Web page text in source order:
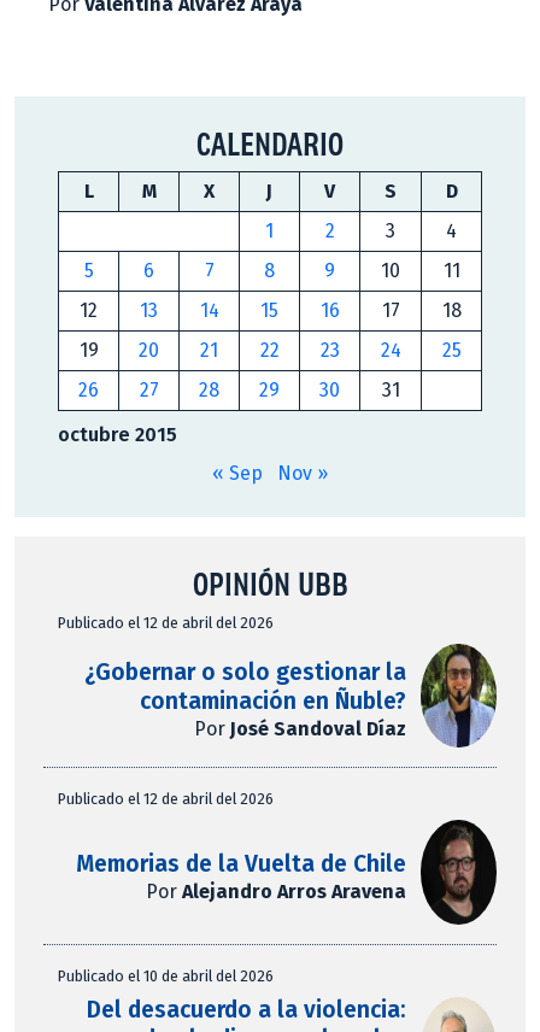
CALENDARIO
octubre 2015
L M X J V S
D
1
2 3
4
5
6 7 8 9 10
11
12
13 14 15 16 17
18
19
20 21 22 23 24
25
26
27 28 29 30 31
« Sep Nov »
OPINIÓN UBB
Publicado el 12 de abril del 2026
¿Gobernar o solo gestionar la
contaminación en Ñuble?
Por José Sandoval Díaz
Publicado el 12 de abril del 2026
Memorias de la Vuelta de Chile
PorAlejandro Arros Aravena
Publicado el 10 de abril del 2026
Del desacuerdo a la violencia: